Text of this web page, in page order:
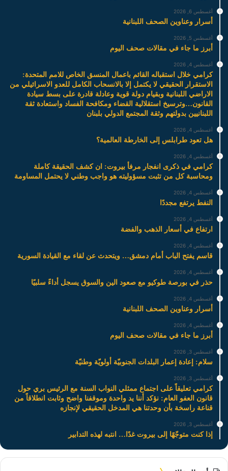
أغسطس 6, 2026
أسرار وعناوين الصحف اللبنانية
أغسطس 5, 2026
أبرز ما جاء في مقالات صحف اليوم
أغسطس 4, 2026
كرامي خلال استقباله القائم باعمال المنسق الخاص للامم المتحدة:
الاستقرار الحقيقي لا يكتمل إلا بالانسحاب الكامل للعدو الاسرائيلي من
الاراضي اللبنانية وبقيام دولة قوية وعادلة قادرة على بسط سيادة
القانون…وترسيخ استقلالية القضاء ومكافحة الفساد واستعادة ثقة
اللبنانيين بدولتهم وثقة المجتمع الدولي بلبنان
أغسطس 4, 2026
هل تعود طرابلس إلى الخارطة العالمية؟
أغسطس 4, 2026
كرامي في ذكرى انفجار مرفأ بيروت: ان كشف الحقيقة كاملة
ومحاسبة كل من تثبت مسؤوليته هو واجب وطني لا يحتمل المساومة
أغسطس 4, 2026
النفط يرتفع مجددًا
أغسطس 4, 2026
ارتفاع في أسعار الذهب والفضة
أغسطس 4, 2026
قاسم يفتح الباب أمام دمشق… ويتحدث عن لقاء مع القيادة السورية
أغسطس 4, 2026
حذر في بورصة طوكيو مع صعود الين والسوق يسجل أداءً سلبيًا
أغسطس 4, 2026
أسرار وعناوين الصحف اللبنانية
أغسطس 4, 2026
أبرز ما جاء في مقالات صحف اليوم
أغسطس 3, 2026
سلام: إعادة إعمار البلدات الجنوبيّة أولويّة وطنيّة
أغسطس 3, 2026
كرامي تعليقاً على اجتماع ممثلي النواب السنة مع الرئيس بري حول
قانون العفو العام: نؤكد أننا يد واحدة وموقفنا واضح وثابت انطلاقاً من
قناعة راسخة بأن وحدتنا هي المدخل الحقيقي لإنجازه
أغسطس 3, 2026
إذا كنت متوجّهًا إلى بيروت غدًا… انتبه لهذه التدابير